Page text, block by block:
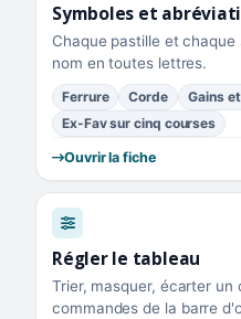
Symboles et
Chaque pastille et
nom en toutes lettres.
Ferrure Corde
Gains
Ex-Fav sur cinq courses
Ouvrir la fiche
Régler le tableau
Trier, masquer, écarter un
commandes de la barre